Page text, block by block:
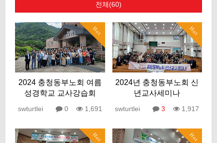
전체(60)
Hot
2024 충청동부노회 여름
성경학교 교사강습회
swturtlei 0 1,691
Hot
2024년 충청동부노회 신
년교사세미나
swturtlei 3 1,917
Hot Hot